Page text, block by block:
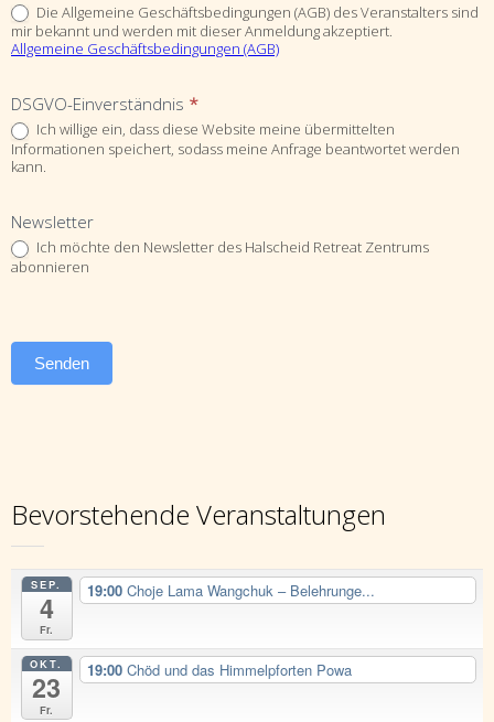
Die Allgemeine Geschäftsbedingungen (AGB) des Veranstalters sind
mir bekannt und werden mit dieser Anmeldung akzeptiert.
Allgemeine Geschäftsbedingungen (AGB)
DSGVO-Einverständnis *
Ich willige ein, dass diese Website meine übermittelten
Informationen speichert, sodass meine Anfrage beantwortet werden
kann.
Newsletter
Ich möchte den Newsletter des Halscheid Retreat Zentrums
abonnieren
Senden
Bevorstehende Veranstaltungen
SEP.
4
Fr.
19:00 Choje Lama Wangchuk – Belehrunge...
OKT.
23
Fr.
19:00 Chöd und das Himmelpforten Powa